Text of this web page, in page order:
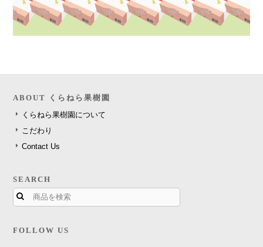
ABOUT くらねら果樹園
くらねら果樹園について
こだわり
Contact Us
SEARCH
FOLLOW US